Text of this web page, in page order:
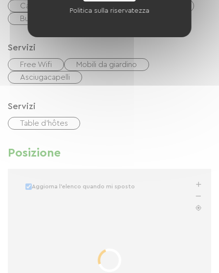
Carta di credito
Buoni vacanza (ANCV)
Servizi
Free Wifi
Mobili da giardino
Asciugacapelli
Servizi
Table d'hôtes
Posizione
Aggiorna l'elenco quando mi sposto
Politica sulla riservatezza